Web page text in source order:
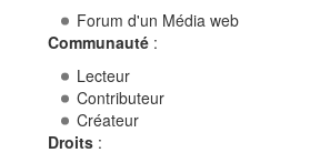
Forum d'un Média web
Communauté :
Lecteur
Contributeur
Créateur
Droits :